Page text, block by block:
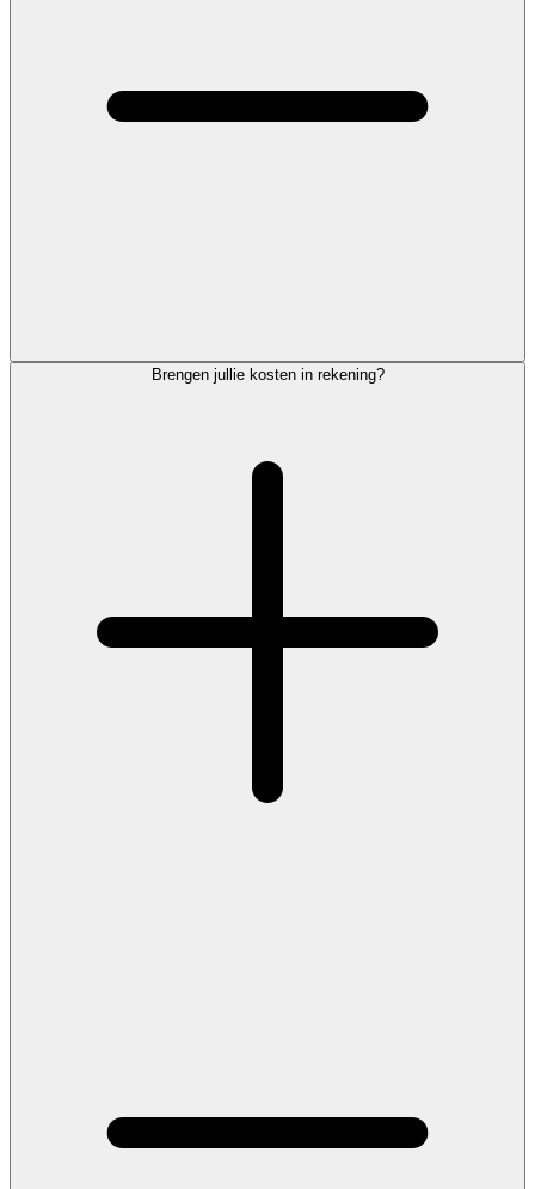
Brengen jullie kosten in rekening?